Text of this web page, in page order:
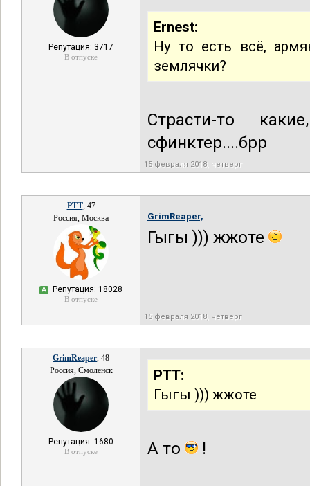
Репутация: 3717
В отпуске
Ernest:
Ну то есть всё,
землячки?
Страсти-то
сфинктер....брр
15 февраля 2018, четверг
РТТ, 47
Россия, Москва
А Репутация: 18028
В отпуске
GrimReaper,
Гыгы ))) жжоте
15 февраля 2018, четверг
GrimReaper, 48
Россия, Смоленск
Репутация: 1680
В отпуске
РТТ:
Гыгы ))) жжоте
А то !